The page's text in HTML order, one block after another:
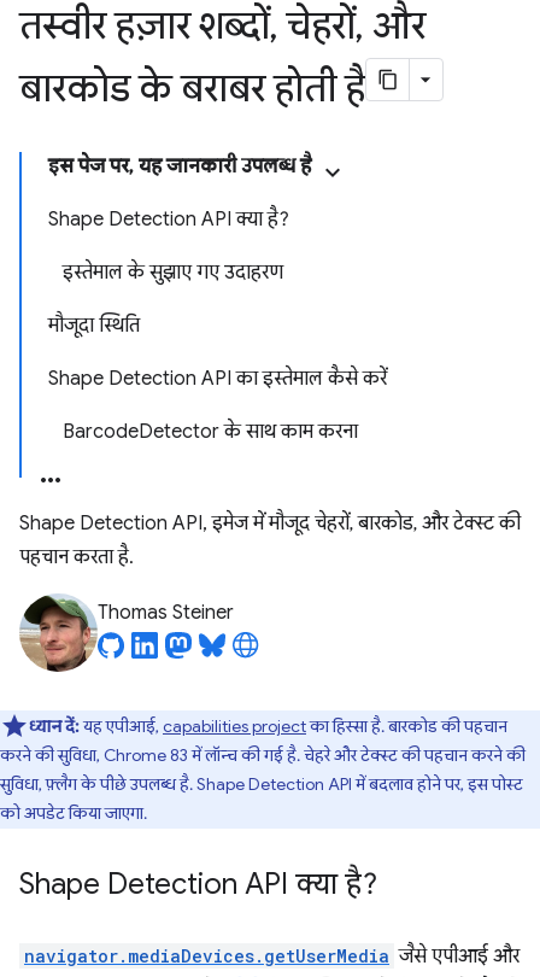
तस्वीर हज़ार शब्दों, चेहरों, और
बारकोड के बराबर होती है
इस पेज पर, यह जानकारी उपलब्ध है
Shape Detection API क्या है?
इस्तेमाल के सुझाए गए उदाहरण
मौजूदा स्थिति
Shape Detection API का इस्तेमाल कैसे करें
BarcodeDetector के साथ काम करना
Shape Detection API, इमेज में मौजूद चेहरों, बारकोड, और टेक्स्ट की
पहचान करता है.
Thomas Steiner
ध्यान दें:यह एपीआई, capabilities projectका हिस्सा है. बारकोड की पहचान
करने की सुविधा, Chrome 83 में लॉन्च की गई है. चेहरे और टेक्स्ट की पहचान करने की
सुविधा, फ़्लैग के पीछे उपलब्ध है. Shape Detection API में बदलाव होने पर, इस पोस्ट
को अपडेट किया जाएगा.
Shape Detection API क्या है?
navigator.mediaDevices.getUserMedia जैसे एपीआई और